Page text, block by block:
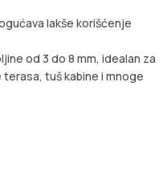
lakše korišćenje
od 3 do 8 mm, idealan za
tuš kabine i mnoge